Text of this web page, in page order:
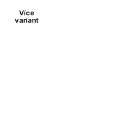
Více
variant